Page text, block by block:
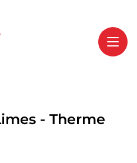
- Therme